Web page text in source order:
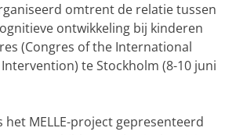
omtrent de relatie tussen
ontwikkeling bij kinderen
(Congres of the International
te Stockholm (8-10 juni
het MELLE-project gepresenteerd